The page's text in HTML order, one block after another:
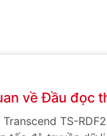
về Đầu đọc
TS-